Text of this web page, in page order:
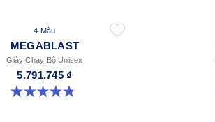
4 Màu
MEGABLAST
Giày Chạy Bộ Unisex
5.791.745 ₫
4.8 trong số 5 sao. 422 đánh giá